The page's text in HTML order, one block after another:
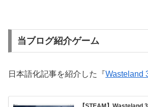
当ブログ紹介ゲーム
日本語化記事を紹介した『Wasteland